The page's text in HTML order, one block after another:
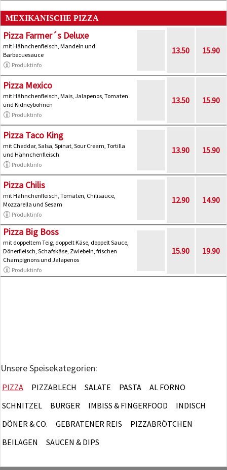
MEXIKANISCHE PIZZA
Pizza Farmer´s Deluxe
mit Hähnchenfleisch, Mandeln und
Barbecuesauce
Produktinfo
13.50 15.90
Pizza Mexico
mit Hähnchenfleisch, Mais, Jalapenos, Tomaten
und Kidneybohnen
Produktinfo
13.50 15.90
Pizza Taco King
mit Cheddar, Salsa, Spinat, Sour Cream, Tortilla
und Hähnchenfleisch
Produktinfo
13.90 15.90
Pizza Chilis
mit Hähnchenfleisch, Tomaten, Chilisauce,
Mozzarella und Sesam
Produktinfo
12.90 14.90
Pizza Big Boss
mit doppeltem Teig, doppelt Käse, doppelt Sauce,
Dönerfleisch, Schafskäse, Zwiebeln, frischen
Champignons und Jalapenos
Produktinfo
15.90 19.90
Unsere Speisekategorien:
PIZZA PIZZABLECH SALATE PASTA
AL FORNO
SCHNITZEL
BURGER IMBISS & FINGERFOOD
INDISCH
DÖNER & CO.
GEBRATENER REIS
PIZZABRÖTCHEN
BEILAGEN
SAUCEN & DIPS